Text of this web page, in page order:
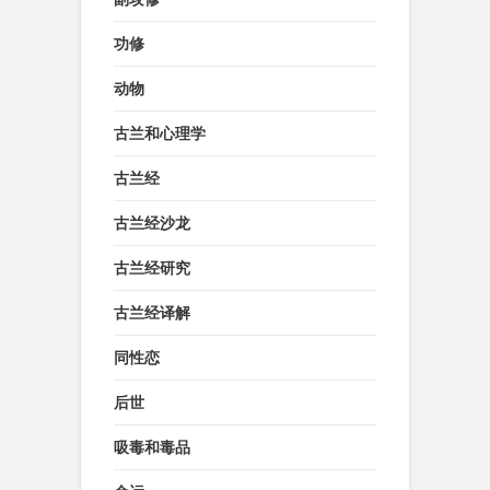
功修
动物
古兰和心理学
古兰经
古兰经沙龙
古兰经研究
古兰经译解
同性恋
后世
吸毒和毒品